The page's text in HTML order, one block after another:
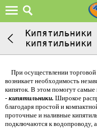
кипятильники
При осуществлении торговой
возникает необходимость
кипяток. В этом помогут
- кипятильники. Широкое
благодаря простой и
проточные и наливные
подключаются к водопроводу,